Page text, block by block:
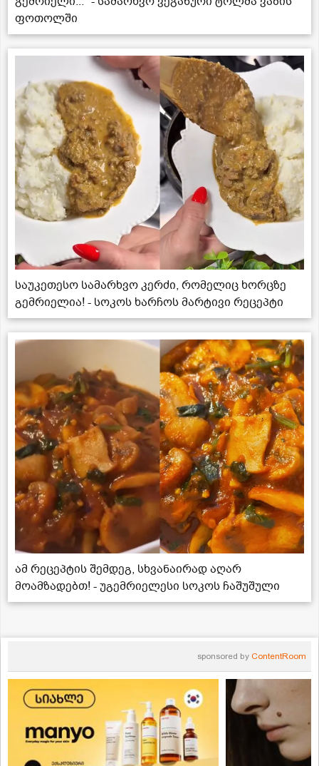
ფოთოლში
საუკეთესო სამარხვო კერძი, რომელიც ხორცზე
გემრიელია! - სოკოს ხარჩოს მარტივი რეცეპტი
ამ რეცეპტის შემდეგ, სხვანაირად აღარ
მოამზადებთ! - უგემრიელესი სოკოს ჩაშუშული
sponsored by ContentRoom